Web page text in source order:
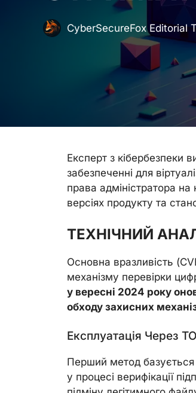
CyberSecureFox Editorial
Експерт з кібербезпеки
забезпеченні для
права адміністратора
версіях продукту та
ТЕХНІЧНИЙ
Основна вразливість
механізму перевірки
у вересні 2024 року
обходу захисних
Експлуатація Через
Перший метод
у процесі верифікації